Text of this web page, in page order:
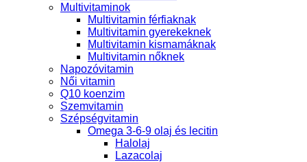
Multivitaminok
Multivitamin férfiaknak
Multivitamin gyerekeknek
Multivitamin kismamáknak
Multivitamin nőknek
Napozóvitamin
Női vitamin
Q10 koenzim
Szemvitamin
Szépségvitamin
Omega 3-6-9 olaj és lecitin
Halolaj
Lazacolaj